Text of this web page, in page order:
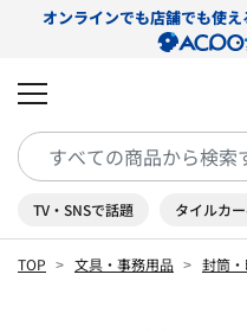
オンラインでも店舗でも使え
TV・SNSで話題 タイルカ
TOP 文具・事務用品 封筒